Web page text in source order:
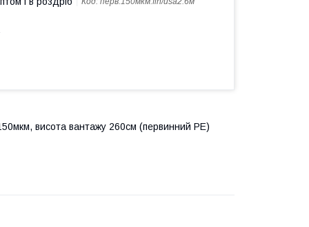
висота вантажу 260см (первинний PE)